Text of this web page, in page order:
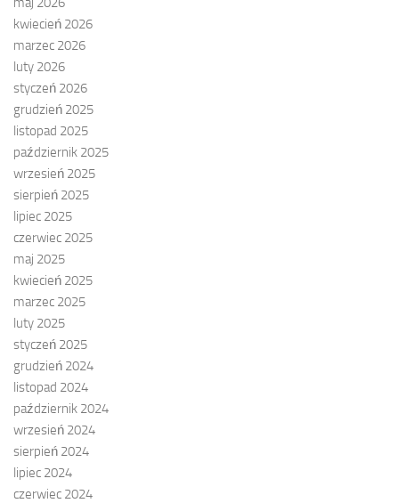
kwiecień 2026
marzec 2026
luty 2026
styczeń 2026
grudzień 2025
listopad 2025
październik 2025
wrzesień 2025
sierpień 2025
lipiec 2025
czerwiec 2025
maj 2025
kwiecień 2025
marzec 2025
luty 2025
styczeń 2025
grudzień 2024
listopad 2024
październik 2024
wrzesień 2024
sierpień 2024
lipiec 2024
czerwiec 2024